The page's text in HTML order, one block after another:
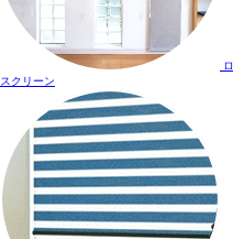
スクリーン